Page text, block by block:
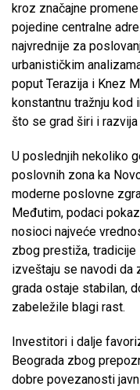
kroz značajne
pojedine centralne
najvrednije za
urbanističkim
poput Terazija i Knez
konstantnu tražnju kod
što se grad širi i
U poslednjih nekoliko
poslovnih zona ka
moderne poslovne
Međutim, podaci
nosioci najveće
zbog prestiža,
izveštaju se navodi da
grada ostaje stabilan,
zabeležile blagi rast.
Investitori i dalje
Beograda zbog
dobre povezanosti